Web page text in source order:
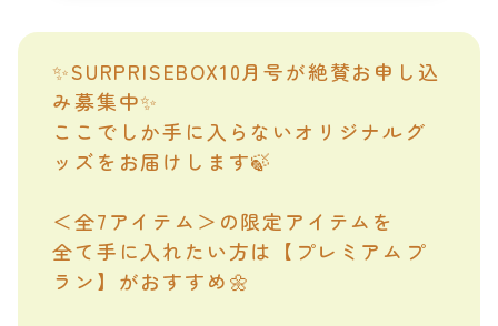
✨SURPRISEBOX10月号が絶賛お申し込
み募集中✨
ここでしか手に入らないオリジナルグ
ッズをお届けします🍃
＜全7アイテム＞の限定アイテムを
全て手に入れたい方は【プレミアムプ
ラン】がおすすめ🌼